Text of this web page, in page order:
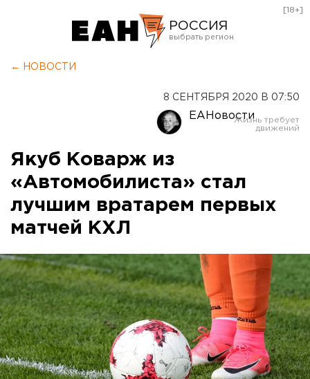
РОССИЯ
Оренбург
[18+]
← НОВОСТИ
8 СЕНТЯБРЯ 2020 В 07:50
ЕАНовости
Якуб Коварж из
«Автомобилиста» стал
лучшим вратарем первых
матчей КХЛ